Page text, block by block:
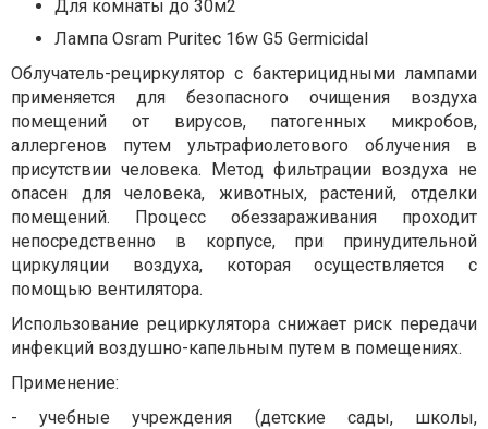
Для комнаты до 30м2
Лампа Osram Puritec 16w G5 Germicidal
Облучатель-рециркулятор с бактерицидными лампами
применяется для безопасного очищения воздуха
помещений от вирусов, патогенных микробов,
аллергенов путем ультрафиолетового облучения в
присутствии человека. Метод фильтрации воздуха не
опасен для человека, животных, растений, отделки
помещений. Процесс обеззараживания проходит
непосредственно в корпусе, при принудительной
циркуляции воздуха, которая осуществляется с
помощью вентилятора.
Использование рециркулятора снижает риск передачи
инфекций воздушно-капельным путем в помещениях.
Применение:
- учебные учреждения (детские сады, школы,